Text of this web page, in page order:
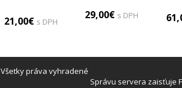
21,00€ s DPH
29,00€ s DPH
Všetky práva vyhradené
Správu servera zaisťuje